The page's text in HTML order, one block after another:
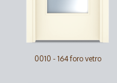
0010 - 164 foro vetro